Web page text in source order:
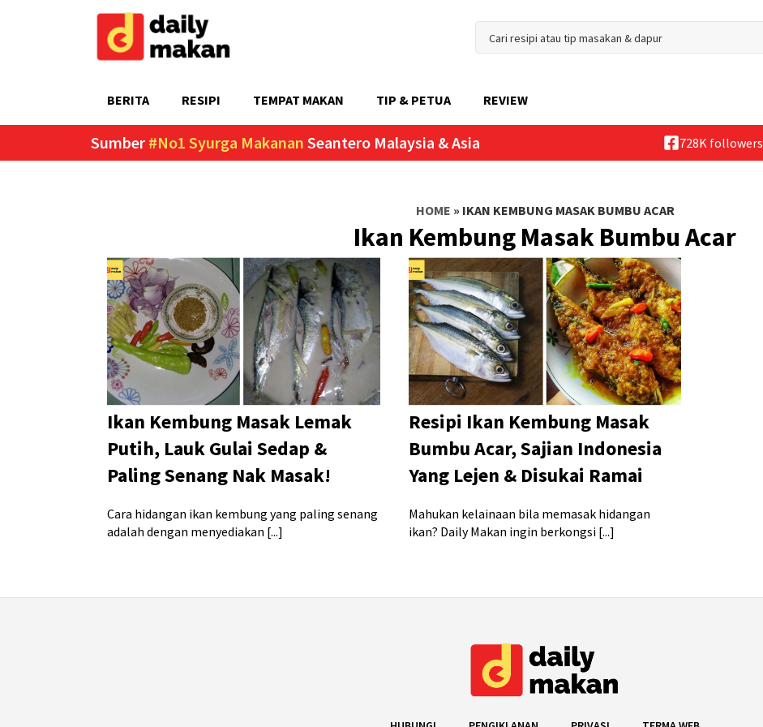
BERITA RESIPI TEMPAT MAKAN TIP & PETUA REVIEW
Sumber #No1 Syurga Makanan Seantero Malaysia & Asia 728K followers
HOME » IKAN KEMBUNG MASAK BUMBU ACAR
Ikan Kembung Masak Bumbu Acar
Ikan Kembung Masak Lemak
Putih, Lauk Gulai Sedap &
Paling Senang Nak Masak!
Cara hidangan ikan kembung yang paling senang
adalah dengan menyediakan [...]
Resipi Ikan Kembung Masak
Bumbu Acar, Sajian Indonesia
Yang Lejen & Disukai Ramai
Mahukan kelainaan bila memasak hidangan
ikan? Daily Makan ingin berkongsi [...]